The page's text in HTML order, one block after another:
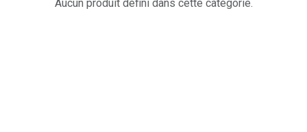
Aucun produit défini dans cette catégorie.